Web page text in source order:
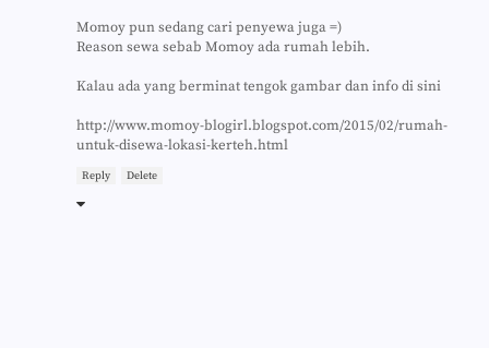
Momoy pun sedang cari penyewa juga =)
Reason sewa sebab Momoy ada rumah lebih.
Kalau ada yang berminat tengok gambar dan info di sini
http://www.momoy-blogirl.blogspot.com/2015/02/rumah-
untuk-disewa-lokasi-kerteh.html
Reply Delete